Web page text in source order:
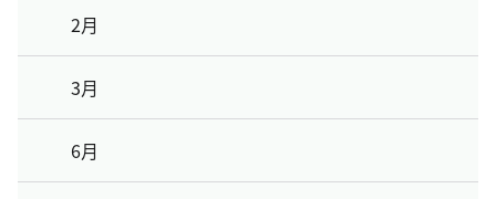
2月
3月
6月